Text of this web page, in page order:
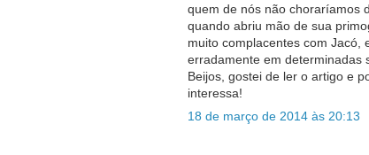
quem de nós não choraríamos
quando abriu mão de sua
muito complacentes com Jacó,
erradamente em determinadas
Beijos, gostei de ler o artigo e
interessa!
18 de março de 2014 às 20:13